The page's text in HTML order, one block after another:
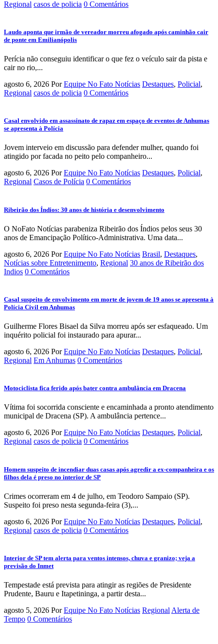
Regional casos de policia 0 Comentários
Laudo aponta que irmão de vereador morreu afogado após caminhão cair
de ponte em Emilianópolis
Perícia não conseguiu identificar o que fez o veículo sair da pista e
cair no rio,...
agosto 6, 2026 Por Equipe No Fato Notícias Destaques, Policial,
Regional casos de policia 0 Comentários
Casal envolvido em assassinato de rapaz em espaço de eventos de Anhumas
se apresenta à Polícia
Jovem interveio em discussão para defender mulher, quando foi
atingido por facada no peito pelo companheiro...
agosto 6, 2026 Por Equipe No Fato Notícias Destaques, Policial,
Regional Casos de Polícia 0 Comentários
Ribeirão dos Índios: 30 anos de história e desenvolvimento
O NoFato Notícias parabeniza Ribeirão dos Índios pelos seus 30
anos de Emancipação Político-Administrativa. Uma data...
agosto 6, 2026 Por Equipe No Fato Notícias Brasil, Destaques,
Notícias sobre Entretenimento, Regional 30 anos de Ribeirão dos
Indios 0 Comentários
Casal suspeito de envolvimento em morte de jovem de 19 anos se apresenta à
Polícia Civil em Anhumas
Guilherme Flores Bisael da Silva morreu após ser esfaqueado. Um
inquérito policial foi instaurado para apurar...
agosto 6, 2026 Por Equipe No Fato Notícias Destaques, Policial,
Regional Em Anhumas 0 Comentários
Motociclista fica ferido após bater contra ambulância em Dracena
Vítima foi socorrida consciente e encaminhada a pronto atendimento
municipal de Dracena (SP). A ambulância pertence...
agosto 6, 2026 Por Equipe No Fato Notícias Destaques, Policial,
Regional casos de policia 0 Comentários
Homem suspeito de incendiar duas casas após agredir a ex-companheira e os
filhos dela é preso no interior de SP
Crimes ocorreram em 4 de julho, em Teodoro Sampaio (SP).
Suspeito foi preso nesta segunda-feira (3),...
agosto 6, 2026 Por Equipe No Fato Notícias Destaques, Policial,
Regional casos de policia 0 Comentários
Interior de SP tem alerta para ventos intensos, chuva e granizo; veja a
previsão do Inmet
Tempestade está prevista para atingir as regiões de Presidente
Prudente, Bauru e Itapetininga, a partir desta...
agosto 5, 2026 Por Equipe No Fato Notícias Regional Alerta de
Tempo 0 Comentários